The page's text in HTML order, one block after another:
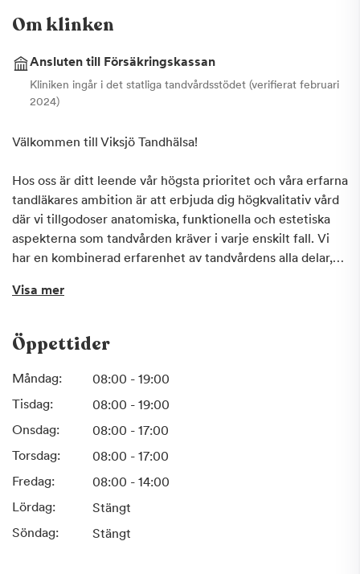
Om klinken
Ansluten till Försäkringskassan
Kliniken ingår i det statliga tandvårdsstödet (verifierat februari
2024)
Välkommen till Viksjö Tandhälsa!
Hos oss är ditt leende vår högsta prioritet och våra erfarna
tandläkares ambition är att erbjuda dig högkvalitativ vård
där vi tillgodoser anatomiska, funktionella och estetiska
aspekterna som tandvården kräver i varje enskilt fall. Vi
har en kombinerad erfarenhet av tandvårdens alla delar,
även avancerade protetiska arbeten i nära samarbete
Oavsett om du är här för en regelbunden kontroll,
tandrengöring eller någon specifik behandling, kan du
skapa en avslappnad och vänlig miljö för dig, där du kan
känna dig bekväm och väl omhändertagen.
Visa mer
Öppettider
Måndag:
08:00 - 19:00
Tisdag:
08:00 - 19:00
Onsdag:
08:00 - 17:00
Torsdag:
08:00 - 17:00
Fredag:
08:00 - 14:00
Lördag:
Stängt
Söndag:
Stängt